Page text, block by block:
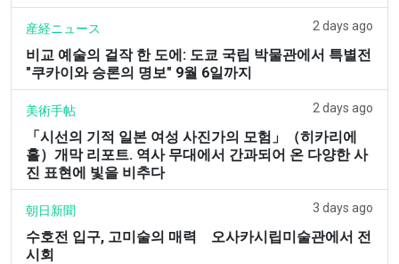
産経ニュース 2 days ago
비교 예술의 걸작 한 도에: 도쿄 국립 박물관에서 특별전
"쿠카이와 승론의 명보" 9월 6일까지
美術手帖 2 days ago
「시선의 기적 일본 여성 사진가의 모험」（히카리에
홀）개막 리포트. 역사 무대에서 간과되어 온 다양한 사
진 표현에 빛을 비추다
朝日新聞 3 days ago
수호전 입구, 고미술의 매력 오사카시립미술관에서 전
시회